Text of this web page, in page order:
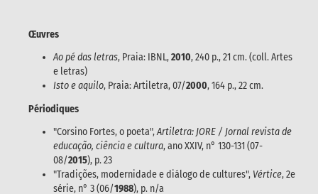
Œuvres
Ao pé das letras, Praia: IBNL,2010, 240 p., 21 cm. (coll. Artes
e letras)
Isto e aquilo, Praia: Artiletra, 07/2000, 164 p., 22 cm.
Périodiques
"Corsino Fortes, o poeta",Artiletra: JORE / Jornal revista de
educação, ciência e cultura, ano XXIV, n° 130-131 (07-
08/2015), p. 23
"Tradições, modernidade e diálogo de cultures", Vértice, 2e
série, n° 3 (06/1988), p. n/a